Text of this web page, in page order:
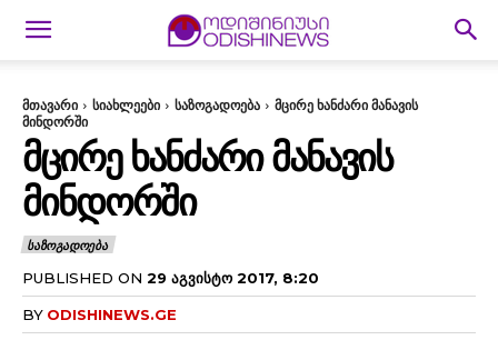
მთავარი სიახლეები საზოგადოება
მცირე ხანძარი მანავის
მინდორში
ᲛᲪᲘᲠᲔ ᲮᲐᲜᲫᲐᲠᲘ ᲛᲐᲜᲐᲕᲘᲡ
ᲛᲘᲜᲓᲝᲠᲨᲘ
ᲡᲐᲖᲝᲒᲐᲓᲝᲔᲑᲐ
PUBLISHED ON 29 ᲐᲒᲕᲘᲡᲢᲝ 2017, 8:20
BY ODISHINEWS.GE